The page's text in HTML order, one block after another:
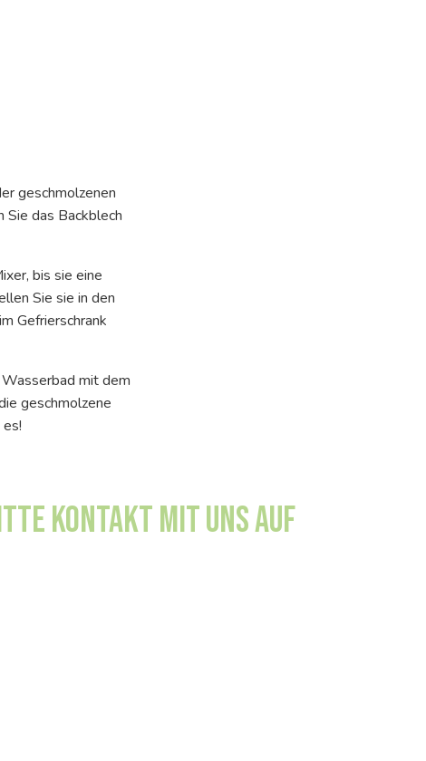
geschmolzenen
Sie das Backblech
bis sie eine
Sie sie in den
Gefrierschrank
mit dem
geschmolzene
Kontakt mit uns auf